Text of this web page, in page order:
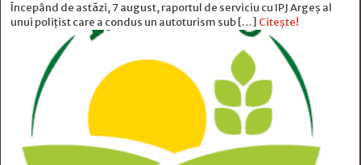
Începând de astăzi, 7 august, raportul de serviciu cu IPJ Argeș al
unui polițist care a condus un autoturism sub […] Citește!